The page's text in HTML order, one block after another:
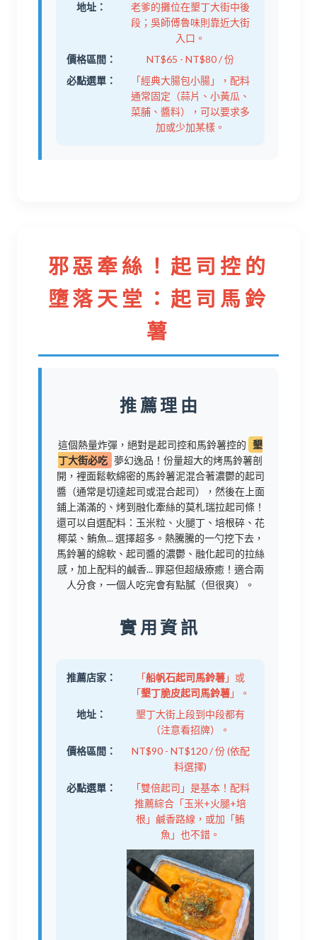
地址：
老爹的攤位在墾丁大街中後
段；吳師傅魯味則靠近大街
入口。
價格區間：
NT$65 - NT$80 / 份
必點選單：
「經典大腸包小腸」，配料
通常固定（蒜片、小黃瓜、
菜脯、醬料），可以要求多
加或少加某樣。
邪惡牽絲！起司控的
墮落天堂：起司馬鈴
薯
推薦理由
這個熱量炸彈，絕對是起司控和馬鈴薯控的 墾
丁大街必吃 夢幻逸品！份量超大的烤馬鈴薯剖
開，裡面鬆軟綿密的馬鈴薯泥混合著濃鬱的起司
醬（通常是切達起司或混合起司），然後在上面
鋪上滿滿的、烤到融化牽絲的莫札瑞拉起司條！
還可以自選配料：玉米粒、火腿丁、培根碎、花
椰菜、鮪魚... 選擇超多。熱騰騰的一勺挖下去，
馬鈴薯的綿軟、起司醬的濃鬱、融化起司的拉絲
感，加上配料的鹹香... 罪惡但超級療癒！適合兩
人分食，一個人吃完會有點膩（但很爽）。
實用資訊
推薦店家： 「船帆石起司馬鈴薯」或
「墾丁脆皮起司馬鈴薯」。
地址：
墾丁大街上段到中段都有
（注意看招牌）。
價格區間：
NT$90 - NT$120 / 份 (依配
料選擇)
必點選單：
「雙倍起司」是基本！配料
推薦綜合「玉米+火腿+培
根」鹹香路線，或加「鮪
魚」也不錯。